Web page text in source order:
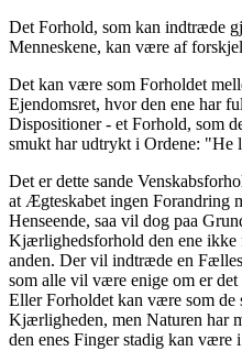
Det Forhold, som kan indtræde
Menneskene, kan være af
Det kan være som Forholdet
Ejendomsret, hvor den ene har
Dispositioner - et Forhold, som
smukt har udtrykt i Ordene: "He
Det er dette sande
at Ægteskabet ingen Forandring
Henseende, saa vil dog paa
Kjærlighedsforhold den ene ikke
anden. Der vil indtræde en
som alle vil være enige om er
Eller Forholdet kan være som
Kjærligheden, men Naturen har
den enes Finger stadig kan være